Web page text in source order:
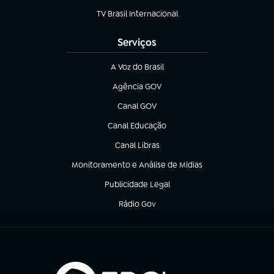
TV Brasil Internacional
(abre em nova aba)
Serviços
A Voz do Brasil
(abre em nova aba)
Agência GOV
(abre em nova aba)
Canal GOV
(abre em nova aba)
Canal Educação
(abre em nova aba)
Canal Libras
(abre em nova aba)
Monitoramento e Análise de Mídias
(abre em nova aba)
Publicidade Legal
(abre em nova aba)
Rádio Gov
(abre em nova aba)